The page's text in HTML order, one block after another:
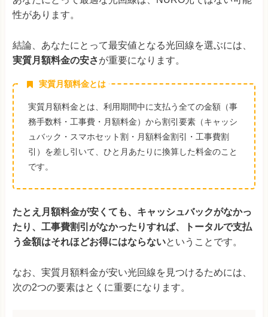
性があります。
結論、あなたにとって最安値となる光回線を選ぶには、
実質月額料金の安さが重要になります。
実質月額料金とは
実質月額料金とは、利用期間中に支払う全ての金額（事
務手数料・工事費・月額料金）から割引要素（キャッシ
ュバック・スマホセット割・月額料金割引・工事費割
引）を差し引いて、ひと月あたりに換算した料金のこと
です。
たとえ月額料金が安くても、キャッシュバックがなかっ
たり、工事費割引がなかったりすれば、トータルで支払
う金額はそれほどお得にはならないということです。
なお、実質月額料金が安い光回線を見つけるためには、
次の2つの要素はとくに重要になります。